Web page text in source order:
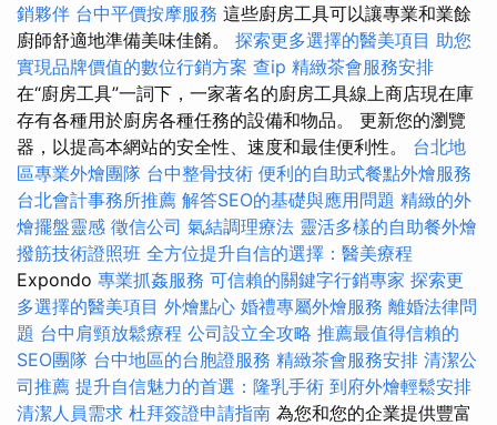
銷夥伴 台中平價按摩服務 這些廚房工具可以讓專業和業餘
廚師舒適地準備美味佳餚。 探索更多選擇的醫美項目 助您
實現品牌價值的數位行銷方案 查ip 精緻茶會服務安排
在“廚房工具”一詞下，一家著名的廚房工具線上商店現在庫
存有各種用於廚房各種任務的設備和物品。 更新您的瀏覽
器，以提高本網站的安全性、速度和最佳便利性。 台北地
區專業外燴團隊 台中整骨技術 便利的自助式餐點外燴服務
台北會計事務所推薦 解答SEO的基礎與應用問題 精緻的外
燴擺盤靈感 徵信公司 氣結調理療法 靈活多樣的自助餐外燴
撥筋技術證照班 全方位提升自信的選擇：醫美療程
Expondo 專業抓姦服務 可信賴的關鍵字行銷專家 探索更
多選擇的醫美項目 外燴點心 婚禮專屬外燴服務 離婚法律問
題 台中肩頸放鬆療程 公司設立全攻略 推薦最值得信賴的
SEO團隊 台中地區的台胞證服務 精緻茶會服務安排 清潔公
司推薦 提升自信魅力的首選：隆乳手術 到府外燴輕鬆安排
清潔人員需求 杜拜簽證申請指南 為您和您的企業提供豐富